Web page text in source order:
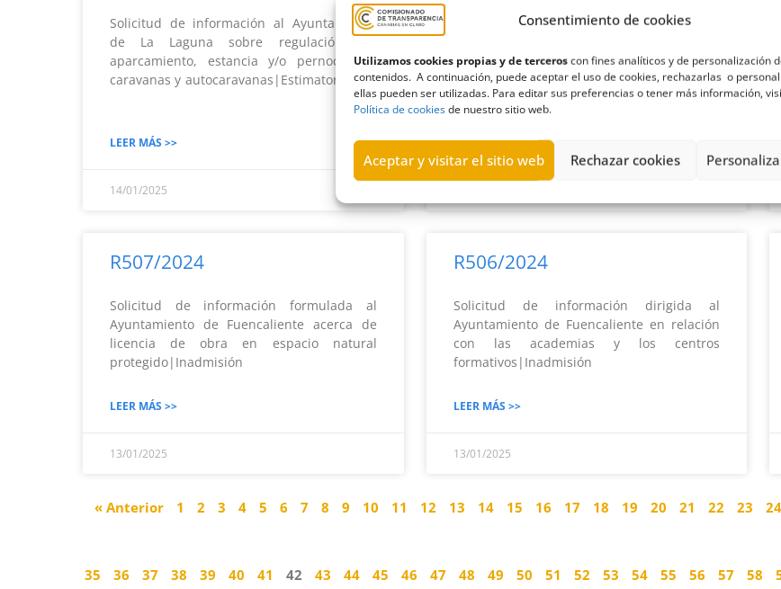
Consentimiento de cookies
Utilizamos cookies propias y de terceroscon fines analíticos y de personalización
contenidos. A continuación, puede aceptar el uso de cookies, rechazarlas o
ellas pueden ser utilizadas. Para editar sus preferencias o tener más información,
Política de cookiesde nuestro sitio web.
Aceptar y visitar el sitio web Rechazar cookies
Solicitud de información al Ayuntamiento
de La Laguna sobre regulación del
aparcamiento, estancia y/o pernocta de
caravanas y autocaravanas|Estimatoria
LEER MÁS >>
14/01/2025
Solicitud de información al Ayuntamiento
adaptadas a personas con movilidad
reducida|Estimatoria
R507/2024
Solicitud de información formulada al
Ayuntamiento de Fuencaliente acerca de
licencia de obra en espacio natural
protegido|Inadmisión
LEER MÁS >>
13/01/2025
R506/2024
Solicitud de información dirigida al
Ayuntamiento de Fuencaliente en relación
con las academias y los centros
formativos|Inadmisión
LEER MÁS >>
13/01/2025
« Anterior 1 2 3 4 5 6 7 8 9 10 11 12 13 14 15 16 17 18 19 20 21 22 23 24
35 36 37 38 39 40 41 42 43 44 45 46 47 48 49 50 51 52 53 54 55 56 57 58